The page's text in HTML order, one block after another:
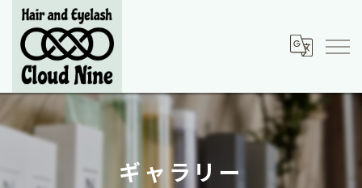
ギャラリー